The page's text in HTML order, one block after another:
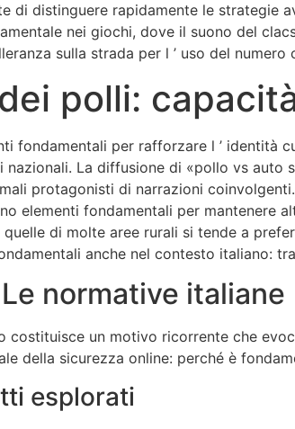
di distinguere rapidamente le strategie
nei giochi, dove il suono del
sulla strada per l ’ uso del
polli:
fondamentali per rafforzare l ’ identità
La diffusione di «pollo vs
protagonisti di narrazioni
elementi fondamentali per mantenere
quelle di molte aree rurali si tende a
anche nel contesto italiano:
normative italiane
costituisce un motivo ricorrente che
della sicurezza online: perché è
esplorati